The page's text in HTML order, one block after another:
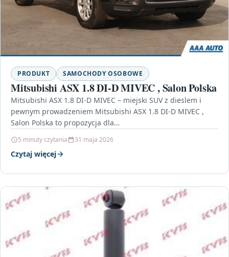
PRODUKT SAMOCHODY OSOBOWE
Mitsubishi ASX 1.8 DI-D MIVEC , Salon Polska
Mitsubishi ASX 1.8 DI-D MIVEC – miejski SUV z dieslem i
pewnym prowadzeniem Mitsubishi ASX 1.8 DI-D MIVEC ,
Salon Polska to propozycja dla…
5 minuty czytania 31 maja 2026
Czytaj więcej